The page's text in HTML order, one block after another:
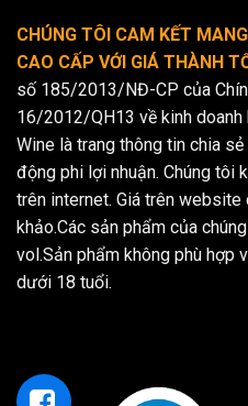
CHÚNG TÔI CAM KẾT
CAO CẤP VỚI GIÁ THÀNH
số 185/2013/NĐ-CP của
16/2012/QH13 về kinh doanh
Wine là trang thông tin chia
động phi lợi nhuận. Chúng tôi
trên internet. Giá trên website
khảo.Các sản phẩm của
vol.Sản phẩm không phù hợp
dưới 18 tuổi.